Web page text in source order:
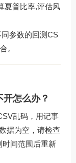
夏普比率,评估风
参数的回测CS
。
怎么办？
乱码，用记事
据为空，请检查
时间范围后重新